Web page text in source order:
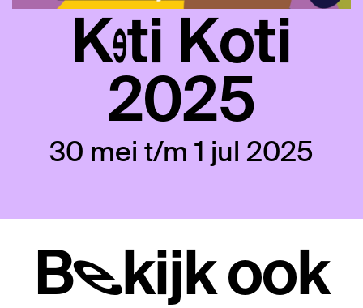
Keti Koti
2025
30 mei t/m 1 jul 2025
Bekijk ook